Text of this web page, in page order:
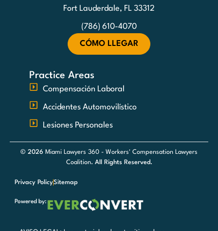
Fort Lauderdale, FL 33312
(786) 610-4070
CÓMO LLEGAR
Practice Areas
Compensación Laboral
Accidentes Automovilístico
Lesiones Personales
© 2026 Miami Lawyers 360 - Workers' Compensation Lawyers
Coalition. All Rights Reserved.
Privacy PolicySitemap
Powered by: